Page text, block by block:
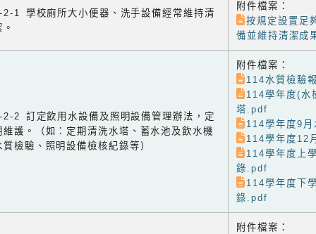
2-1 學校廁所大小便器、洗手設備經常維持清
附件檔案：
按規定設置足
備並維持清潔成
2-2 訂定飲用水設備及照明設備管理辦法，定
維護。（如：定期清洗水塔、蓄水池及飲水機
質檢驗、照明設備檢核紀錄等）
附件檔案：
114水質檢驗
114學年度(水
塔.pdf
114學年度9
114學年度12
114學年度上
錄.pdf
114學年度下
錄.pdf
附件檔案：